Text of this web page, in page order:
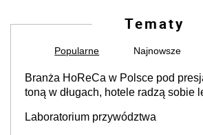
Tematy
Popularne Najnowsze
Branża HoReCa w Polsce pod
toną w długach, hotele radzą sobie
Laboratorium przywództwa